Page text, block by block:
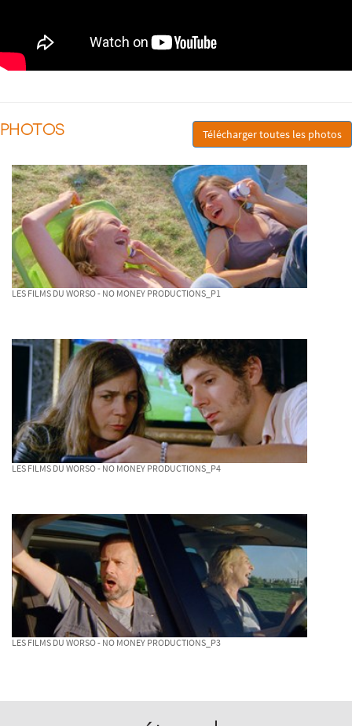
PHOTOS Télécharger toutes les photos
LES FILMS DU WORSO - NO MONEY PRODUCTIONS_P1
LES FILMS DU WORSO - NO MONEY PRODUCTIONS_P4
LES FILMS DU WORSO - NO MONEY PRODUCTIONS_P3